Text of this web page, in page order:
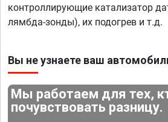
контроллирующие катализатор
лямбда-зонды), их подогрев и т.д.
Вы не узнаете ваш
Мы работаем для тех,
почувствовать разницу.